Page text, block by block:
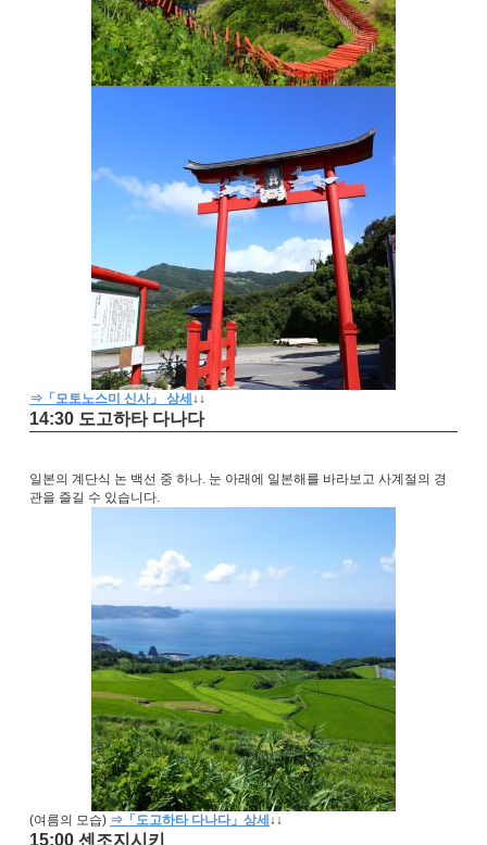
⇒「모토노스미 신사」 상세 ↓↓
14:30 도고하타 다나다
일본의 계단식 논 백선 중 하나. 눈 아래에 일본해를 바라보고 사계절의 경
관을 즐길 수 있습니다.
(여름의 모습) ⇒「도고하타 다나다」상세 ↓↓
15:00 센조지시키